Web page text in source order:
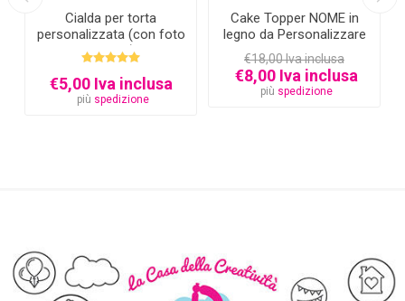
Cialda per torta
personalizzata (con foto
e testo)
€5,00 Iva inclusa
più spedizione
Cake Topper NOME in
legno da Personalizzare
€18,00 Iva inclusa
€8,00 Iva inclusa
più spedizione